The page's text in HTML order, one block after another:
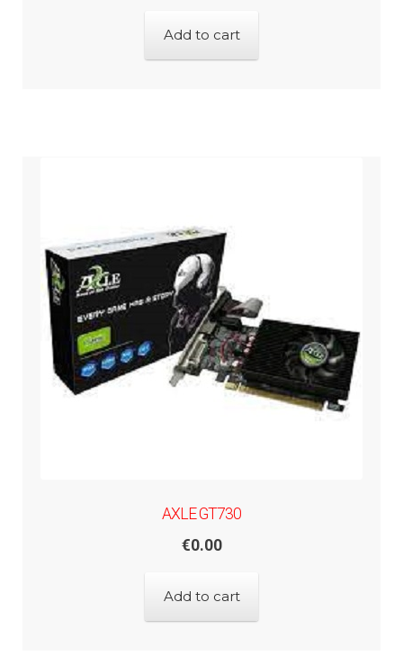
Add to cart
AXLE GT730
€0.00
Add to cart